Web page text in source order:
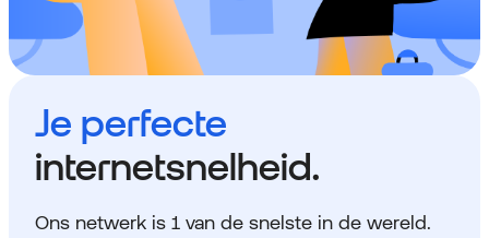
Je perfecte
internetsnelheid.
Ons netwerk is 1 van de snelste in de wereld.